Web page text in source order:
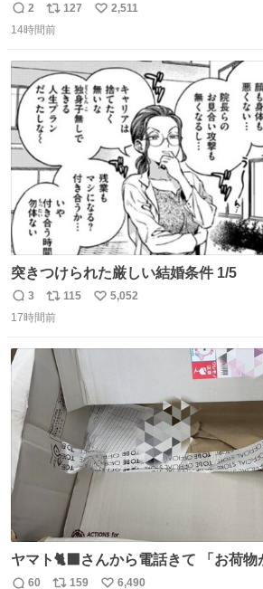
にアイス置いてあって バニラがこれだ
がとう
返
信
2
リ
ポ
ト
数
127
い
数
2,511
14時間前
突きつけられた厳しい結婚条件 1/5
返
信
3
リ
ポ
ト
115
い
5,052
17時間前
ヤマト🐈‍⬛さんから電話きて 「お荷
でない程潰れてまして」って えっ😳
60 159 6,490